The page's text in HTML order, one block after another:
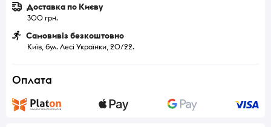
Доставка по Києву
300 грн.
Самовивіз безкоштовно
Київ, бул. Лесі Українки, 20/22.
Оплата